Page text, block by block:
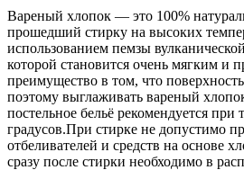
Вареный хлопок — это 100%
прошедший стирку на высоких
использованием пемзы
которой становится очень мягким и
преимущество в том, что
поэтому выглаживать вареный
постельное бельё рекомендуется при
градусов.При стирке не допустимо
отбеливателей и средств на основе
сразу после стирки необходимо в